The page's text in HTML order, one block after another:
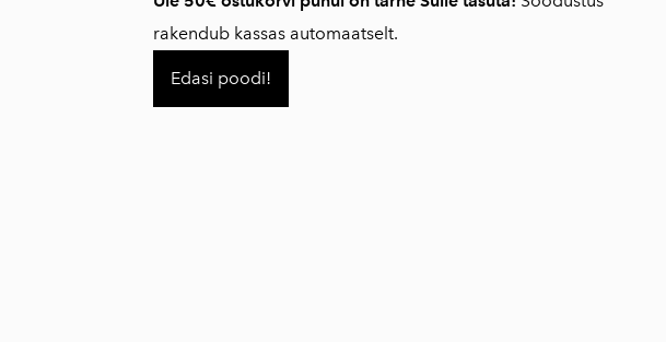
rakendub kassas automaatselt.
Edasi poodi!